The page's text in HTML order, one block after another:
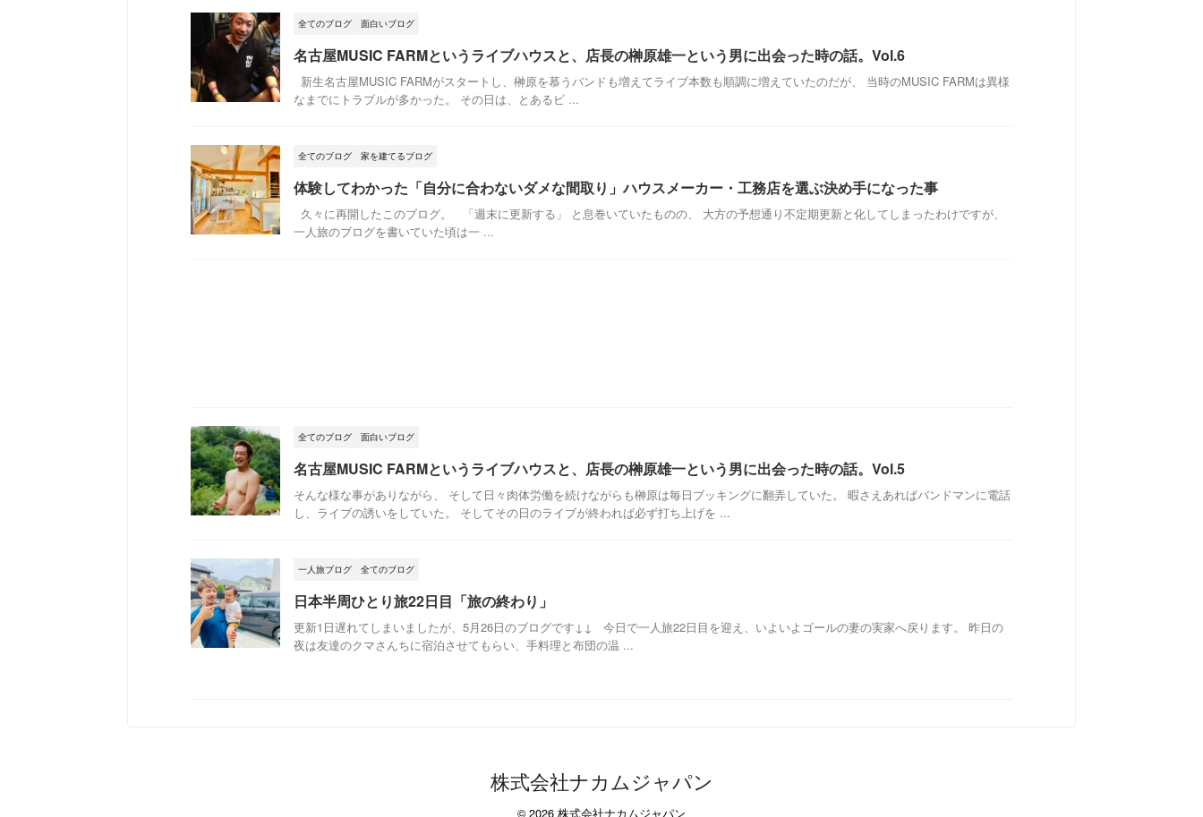
全てのブログ 面白いブログ
名古屋MUSIC FARMというライブハウスと、店長の榊原雄一という男に出会った時の話。Vol.6
新生名古屋MUSIC FARMがスタートし、榊原を慕うバンドも増えてライブ本数も順調に増えていたのだが、 当時のMUSIC FARMは異様
なまでにトラブルが多かった。 その日は、とあるビ ...
全てのブログ 家を建てるブログ
体験してわかった「自分に合わないダメな間取り」ハウスメーカー・工務店を選ぶ決め手になった事
久々に再開したこのブログ。 「週末に更新する」 と息巻いていたものの、 大方の予想通り不定期更新と化してしまったわけですが、
一人旅のブログを書いていた頃は一 ...
全てのブログ 面白いブログ
名古屋MUSIC FARMというライブハウスと、店長の榊原雄一という男に出会った時の話。Vol.5
そんな様な事がありながら、 そして日々肉体労働を続けながらも榊原は毎日ブッキングに翻弄していた。 暇さえあればバンドマンに電話
し、ライブの誘いをしていた。 そしてその日のライブが終われば必ず打ち上げを ...
一人旅ブログ 全てのブログ
日本半周ひとり旅22日目「旅の終わり」
更新1日遅れてしまいましたが、5月26日のブログです↓↓ 今日で一人旅22日目を迎え、いよいよゴールの妻の実家へ戻ります。 昨日の
夜は友達のクマさんちに宿泊させてもらい、手料理と布団の温 ...
株式会社ナカムジャパン
© 2026 株式会社ナカムジャパン